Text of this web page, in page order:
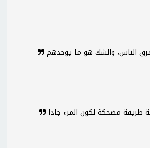
الناس، والشك هو ما يوحدهم
طريقة مضحكة لكون المرء جادا